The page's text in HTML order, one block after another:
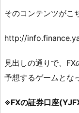
そのコンテンツがこ
http://
見出しの通りで、
予想するゲームとな
※FXの証券口座